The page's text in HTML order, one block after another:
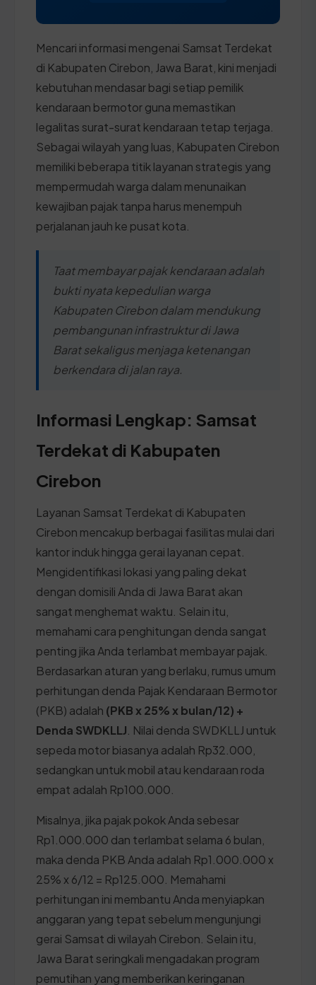
Mencari informasi mengenai Samsat Terdekat
di Kabupaten Cirebon, Jawa Barat, kini menjadi
kebutuhan mendasar bagi setiap pemilik
kendaraan bermotor guna memastikan
legalitas surat-surat kendaraan tetap terjaga.
Sebagai wilayah yang luas, Kabupaten Cirebon
memiliki beberapa titik layanan strategis yang
mempermudah warga dalam menunaikan
kewajiban pajak tanpa harus menempuh
perjalanan jauh ke pusat kota.
Taat membayar pajak kendaraan adalah
bukti nyata kepedulian warga
Kabupaten Cirebon dalam mendukung
pembangunan infrastruktur di Jawa
Barat sekaligus menjaga ketenangan
berkendara di jalan raya.
Informasi Lengkap: Samsat
Terdekat di Kabupaten
Cirebon
Layanan Samsat Terdekat di Kabupaten
Cirebon mencakup berbagai fasilitas mulai dari
kantor induk hingga gerai layanan cepat.
Mengidentifikasi lokasi yang paling dekat
dengan domisili Anda di Jawa Barat akan
sangat menghemat waktu. Selain itu,
memahami cara penghitungan denda sangat
penting jika Anda terlambat membayar pajak.
Berdasarkan aturan yang berlaku, rumus umum
perhitungan denda Pajak Kendaraan Bermotor
(PKB) adalah (PKB x 25% x bulan/12) +
Denda SWDKLLJ . Nilai denda SWDKLLJ untuk
sepeda motor biasanya adalah Rp32.000,
sedangkan untuk mobil atau kendaraan roda
empat adalah Rp100.000.
Misalnya, jika pajak pokok Anda sebesar
Rp1.000.000 dan terlambat selama 6 bulan,
maka denda PKB Anda adalah Rp1.000.000 x
25% x 6/12 = Rp125.000. Memahami
perhitungan ini membantu Anda menyiapkan
anggaran yang tepat sebelum mengunjungi
gerai Samsat di wilayah Cirebon. Selain itu,
Jawa Barat seringkali mengadakan program
pemutihan yang memberikan keringanan